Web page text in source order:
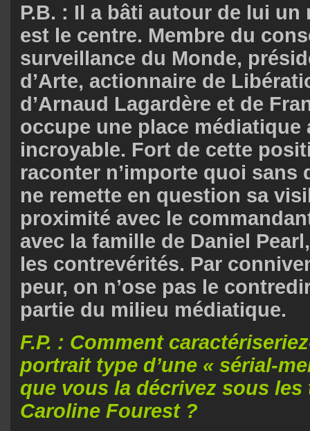
P.B. : Il a bâti autour de lui un
est le centre. Membre du
surveillance du Monde,
d’Arte, actionnaire de
d’Arnaud Lagardère et de
occupe une place médiatique
incroyable. Fort de cette
raconter n’importe quoi sans
ne remette en question sa
proximité avec le
avec la famille de Daniel
les contrevérités. Par
peur, on n’ose pas le
partie du milieu médiatique.
F.P. : Comment
portrait type d’une « sérial-
que vous la décrivez sous les
Caroline Fourest ?